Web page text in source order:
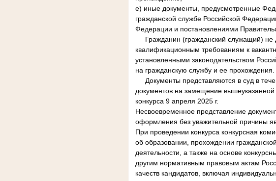
е) иные документы, предусмотренные
гражданской службе Российской
Федерации и постановлениями
Гражданин (гражданский служащий) не
квалификационным требованиям к
установленными законодательством
на гражданскую службу и ее прохождения.
Документы представляются в суд в
документов на замещение
конкурса 9 апреля 2025 г.
Несвоевременное представление
оформления без уважительной причины
При проведении конкурса конкурсная
об образовании, прохождении
деятельности, а также на основе
другим нормативным правовым актам
качеств кандидатов, включая